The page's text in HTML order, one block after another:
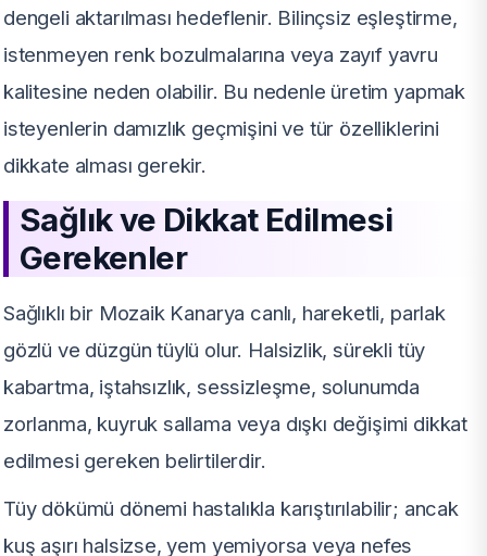
dengeli aktarılması hedeflenir. Bilinçsiz eşleştirme,
istenmeyen renk bozulmalarına veya zayıf yavru
kalitesine neden olabilir. Bu nedenle üretim yapmak
isteyenlerin damızlık geçmişini ve tür özelliklerini
dikkate alması gerekir.
Sağlık ve Dikkat Edilmesi
Gerekenler
Sağlıklı bir Mozaik Kanarya canlı, hareketli, parlak
gözlü ve düzgün tüylü olur. Halsizlik, sürekli tüy
kabartma, iştahsızlık, sessizleşme, solunumda
zorlanma, kuyruk sallama veya dışkı değişimi dikkat
edilmesi gereken belirtilerdir.
Tüy dökümü dönemi hastalıkla karıştırılabilir; ancak
kuş aşırı halsizse, yem yemiyorsa veya nefes